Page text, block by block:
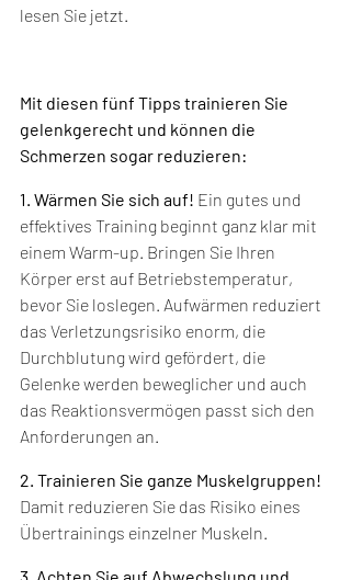
lesen Sie jetzt.
Mit diesen fünf Tipps trainieren Sie
gelenkgerecht und können die
Schmerzen sogar reduzieren:
1. Wärmen Sie sich auf! Ein gutes und
effektives Training beginnt ganz klar mit
einem Warm-up. Bringen Sie Ihren
Körper erst auf Betriebstemperatur,
bevor Sie loslegen. Aufwärmen reduziert
das Verletzungsrisiko enorm, die
Durchblutung wird gefördert, die
Gelenke werden beweglicher und auch
das Reaktionsvermögen passt sich den
Anforderungen an.
2. Trainieren Sie ganze Muskelgruppen!
Damit reduzieren Sie das Risiko eines
Übertrainings einzelner Muskeln.